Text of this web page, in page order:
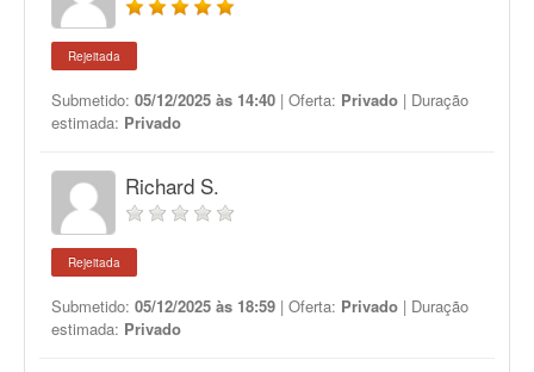
Rejeitada
Submetido: 05/12/2025 às 14:40 | Oferta: Privado | Duração
estimada: Privado
Richard S.
Rejeitada
Submetido: 05/12/2025 às 18:59 | Oferta: Privado | Duração
estimada: Privado